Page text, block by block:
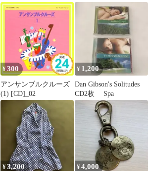
¥300
アンサンブルクルーズ
(1) [CD]_02
¥ 1,200
Dan Gibson's Solitudes
CD2枚 Spa
¥3,200 ¥4,000